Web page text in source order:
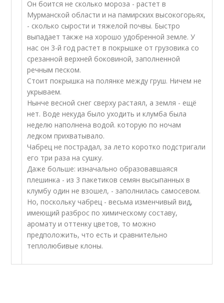
Он боится не сколько мороза - растет в
Мурманской области и на памирских высокогорьях,
- сколько сырости и тяжелой почвы. Быстро
выпадает также на хорошо удобренной земле. У
нас он 3-й год растет в покрышке от грузовика со
срезанной верхней боковиной, заполненной
речным песком.
Стоит покрышка на полянке между груш. Ничем не
укрываем.
Нынче весной снег сверху растаял, а земля - ещё
нет. Воде некуда было уходить и клумба была
неделю наполнена водой. которую по ночам
ледком прихватывало.
Чабрец не пострадал, за лето коротко подстригали
его три раза на сушку.
Даже больше: изначально образовавшаяся
плешинка - из 3 пакетиков семян высыпанных в
клумбу один не взошел, - заполнилась самосевом.
Но, поскольку чабрец - весьма изменчивый вид,
имеющий разброс по химическому составу,
аромату и оттенку цветов, то можно
предположить, что есть и сравнительно
теплолюбивые клоны.